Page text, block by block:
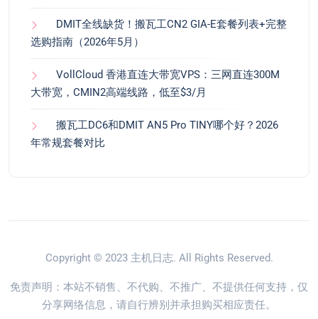
DMIT全线缺货！搬瓦工CN2 GIA-E套餐列表+完整
选购指南（2026年5月）
VollCloud 香港直连大带宽VPS：三网直连300M
大带宽，CMIN2高端线路，低至$3/月
搬瓦工DC6和DMIT AN5 Pro TINY哪个好？2026
年常规套餐对比
Copyright © 2023 主机日志. All Rights Reserved.
免责声明：本站不销售、不代购、不推广、不提供任何支持，仅
分享网络信息，请自行辨别并承担购买相应责任。